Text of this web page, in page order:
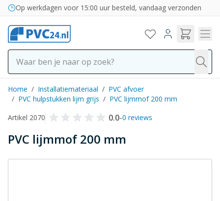
Ga naar de inhoud
Bezorging in binnen- en buitenland
Op werkdagen voor 15:00 uur besteld, vandaag verzonden
Home / Installatiemateriaal / PVC afvoer
/ PVC hulpstukken lijm grijs / PVC lijmmof 200 mm
Artikel 2070
0.0-0 reviews
PVC lijmmof 200 mm